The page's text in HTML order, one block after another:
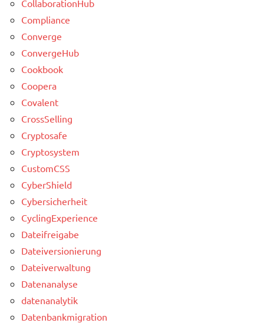
CollaborationHub
Compliance
Converge
ConvergeHub
Cookbook
Coopera
Covalent
CrossSelling
Cryptosafe
Cryptosystem
CustomCSS
CyberShield
Cybersicherheit
CyclingExperience
Dateifreigabe
Dateiversionierung
Dateiverwaltung
Datenanalyse
datenanalytik
Datenbankmigration